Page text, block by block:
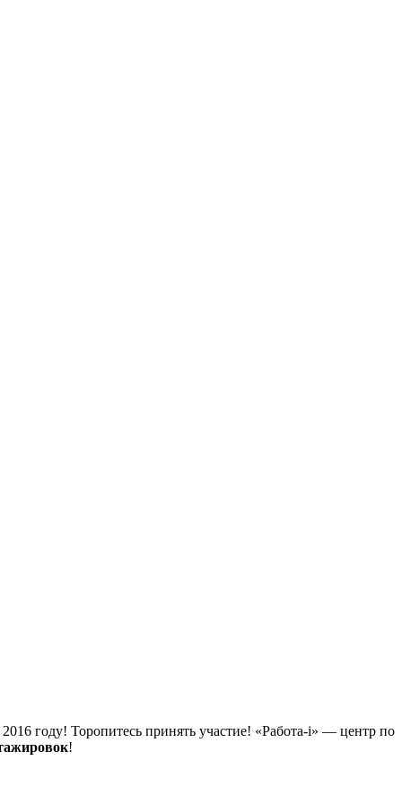
2016 году! Торопитесь принять участие! «Работа-i» — центр по
!